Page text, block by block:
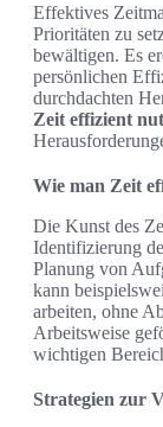
Effektives
Prioritäten zu
bewältigen. Es
persönlichen
durchdachten
Zeit effizient
Wie man Zeit
Die Kunst des
Identifizierung
Planung von
kann
arbeiten, ohne
Arbeitsweise
wichtigen
Strategien zur